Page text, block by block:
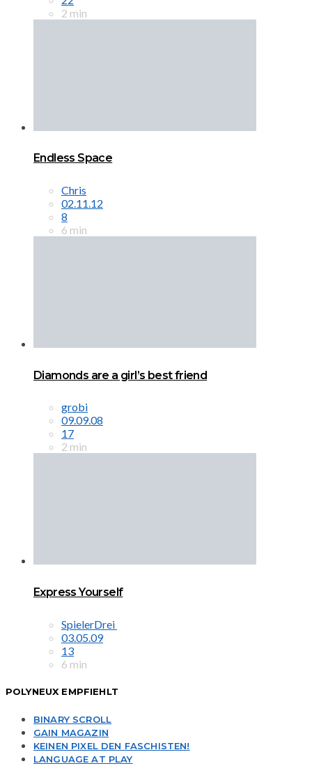
2 min
Endless Space
Chris
02.11.12
8
6 min
Diamonds are a girl’s best friend
grobi
09.09.08
17
2 min
Express Yourself
SpielerDrei
03.05.09
13
6 min
POLYNEUX EMPFIEHLT
BINARY SCROLL
GAIN MAGAZIN
KEINEN PIXEL DEN FASCHISTEN!
LANGUAGE AT PLAY